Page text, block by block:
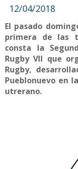
12/04/2018
El pasado
primera de las
consta la
Rugby VII que
Rugby,
Pueblonuevo en
utrerano.